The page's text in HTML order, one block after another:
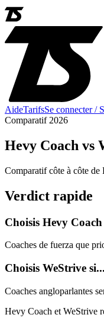
AideTarifsSe connecter /
Comparatif 2026
Hevy Coach vs
Comparatif côte à côte de
Verdict rapide
Choisis Hevy Coach
Coaches de fuerza que
Choisis WeStrive si...
Coaches angloparlantes
Hevy Coach et WeStrive